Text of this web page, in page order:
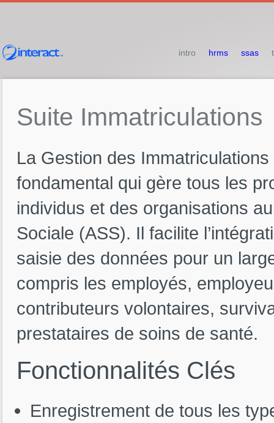
intro hrms ssas
Suite Immatriculations
La Gestion des
fondamental qui gère tous les
individus et des organisations
Sociale (ASS). Il facilite
saisie des données pour un
compris les employés,
contributeurs volontaires,
prestataires de soins de santé.
Fonctionnalités Clés
Enregistrement de tous les